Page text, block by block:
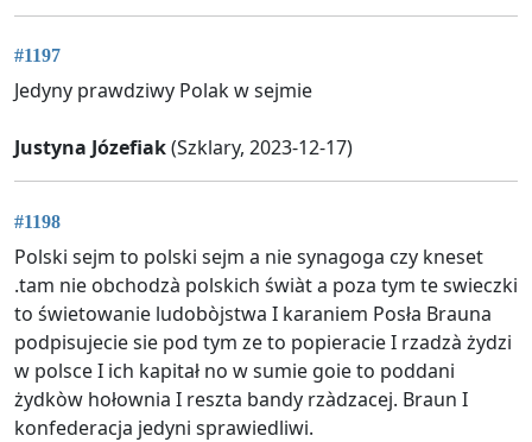
#1197
Jedyny prawdziwy Polak w sejmie
Justyna Józefiak(Szklary, 2023-12-17)
#1198
Polski sejm to polski sejm a nie synagoga czy kneset
.tam nie obchodzà polskich świàt a poza tym te swieczki
to świetowanie ludobòjstwa I karaniem Posła Brauna
podpisujecie sie pod tym ze to popieracie I rzadzà żydzi
w polsce I ich kapitał no w sumie goie to poddani
żydkòw hołownia I reszta bandy rzàdzacej. Braun I
konfederacja jedyni sprawiedliwi.